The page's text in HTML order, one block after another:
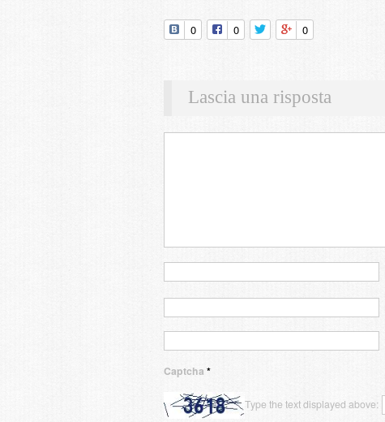
0 0 0
Lascia una risposta
Captcha *
Type the text displayed above: